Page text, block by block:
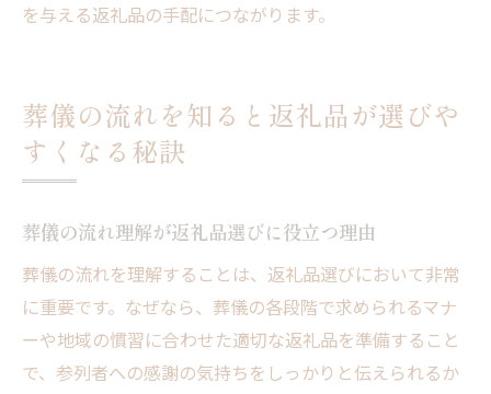
を与える返礼品の手配につながります。
葬儀の流れを知ると返礼品が選びや
すくなる秘訣
葬儀の流れ理解が返礼品選びに役立つ理由
葬儀の流れを理解することは、返礼品選びにおいて非常
に重要です。なぜなら、葬儀の各段階で求められるマナ
ーや地域の慣習に合わせた適切な返礼品を準備すること
で、参列者への感謝の気持ちをしっかりと伝えられるか